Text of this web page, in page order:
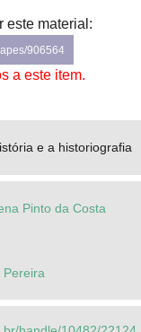
este material:
906564
a este item.
e a historiografia
Pinto da Costa
Pereira